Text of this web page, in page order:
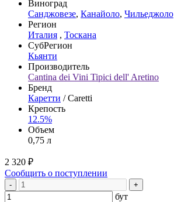
Виноград
Санджовезе, Канайоло, Чильеджоло
Регион
Италия , Тоскана
СубРегион
Кьянти
Производитель
Cantina dei Vini Tipici dell' Aretino
Бренд
Каретти / Caretti
Крепость
12.5%
Объем
0,75 л
2 320 ₽
Сообщить о поступлении
- +
бут